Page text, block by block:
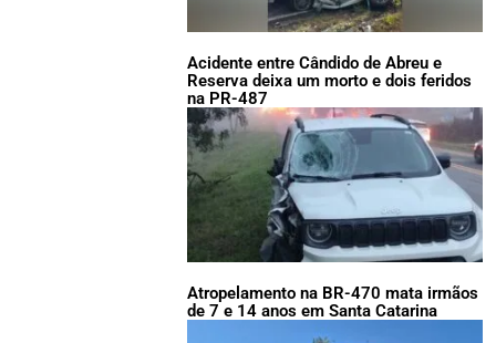
Acidente entre Cândido de Abreu e
Reserva deixa um morto e dois feridos
na PR-487
Atropelamento na BR-470 mata irmãos
de 7 e 14 anos em Santa Catarina